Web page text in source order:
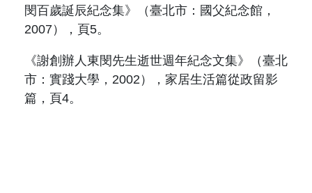
閔百歲誕辰紀念集》（臺北市：國父紀念館，
2007），頁5。
《謝創辦人東閔先生逝世週年紀念文集》（臺北
市：實踐大學， 2002），家居生活篇從政留影
篇，頁4。